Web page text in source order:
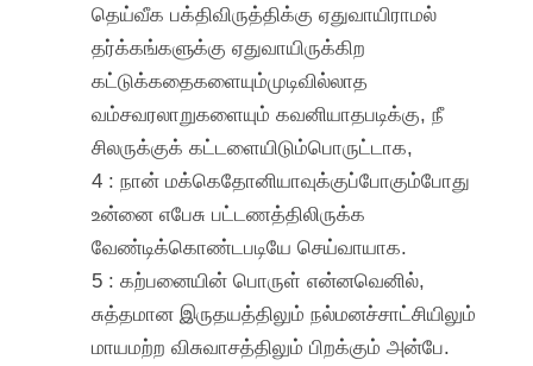
தெய்வீக பக்திவிருத்திக்கு ஏதுவாயிராமல்
தர்க்கங்களுக்கு ஏதுவாயிருக்கிற
கட்டுக்கதைகளையும்முடிவில்லாத
வம்சவரலாறுகளையும் கவனியாதபடிக்கு, நீ
சிலருக்குக் கட்டளையிடும்பொருட்டாக,
4 : நான் மக்கெதோனியாவுக்குப்போகும்போது
உன்னை எபேசு பட்டணத்திலிருக்க
வேண்டிக்கொண்டபடியே செய்வாயாக.
5 : கற்பனையின் பொருள் என்னவெனில்,
சுத்தமான இருதயத்திலும் நல்மனச்சாட்சியிலும்
மாயமற்ற விசுவாசத்திலும் பிறக்கும் அன்பே.